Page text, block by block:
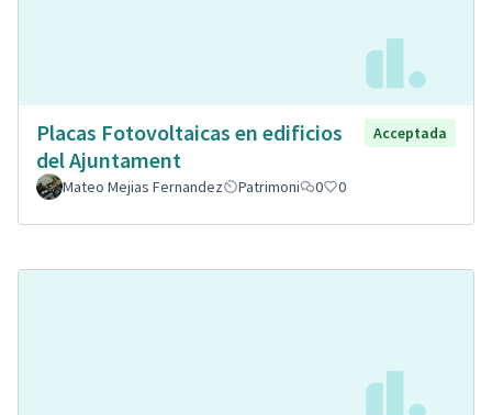
Placas Fotovoltaicas en edificios
del Ajuntament
Acceptada
Mateo Mejias Fernandez Patrimoni 0 0